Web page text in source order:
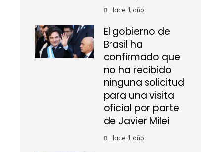
Hace 1 año
El gobierno de
Brasil ha
confirmado que
no ha recibido
ninguna solicitud
para una visita
oficial por parte
de Javier Milei
Hace 1 año